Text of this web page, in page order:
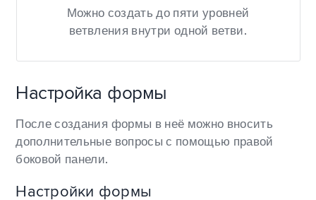
Можно создать до пяти уровней
ветвления внутри одной ветви.
Настройка формы
После создания формы в неё можно вносить
дополнительные вопросы с помощью правой
боковой панели.
Настройки формы